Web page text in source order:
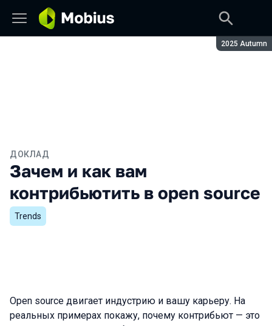
Сезон:
2025 Autumn
ДОКЛАД
Зачем и как вам
контрибьютить в open source
Trends
Open source двигает индустрию и вашу карьеру. На
реальных примерах покажу, почему контрибьют — это